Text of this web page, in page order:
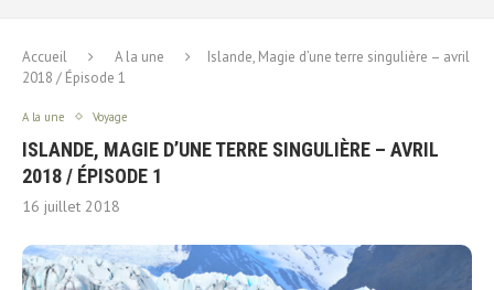
Accueil A la une
Islande, Magie d’une terre singulière – avril
2018 / Épisode 1
A la une Voyage
ISLANDE, MAGIE D’UNE TERRE SINGULIÈRE – AVRIL
2018 / ÉPISODE 1
16 juillet 2018